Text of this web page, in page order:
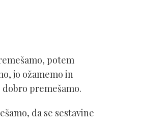
potem
jo ožamemo in
premešamo.
da se sestavine